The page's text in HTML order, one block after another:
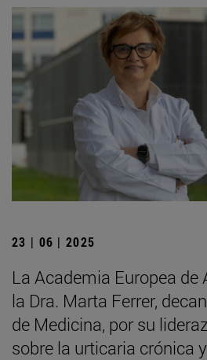
23 | 06 | 2025
La Academia Europea de
la Dra. Marta Ferrer,
de Medicina, por su
sobre la urticaria crónica